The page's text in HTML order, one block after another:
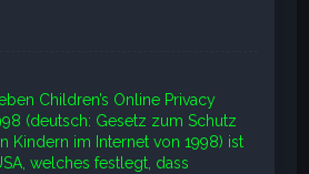
Children’s Online Privacy
(deutsch: Gesetz zum Schutz
Kindern im Internet von 1998) ist
welches festlegt, dass